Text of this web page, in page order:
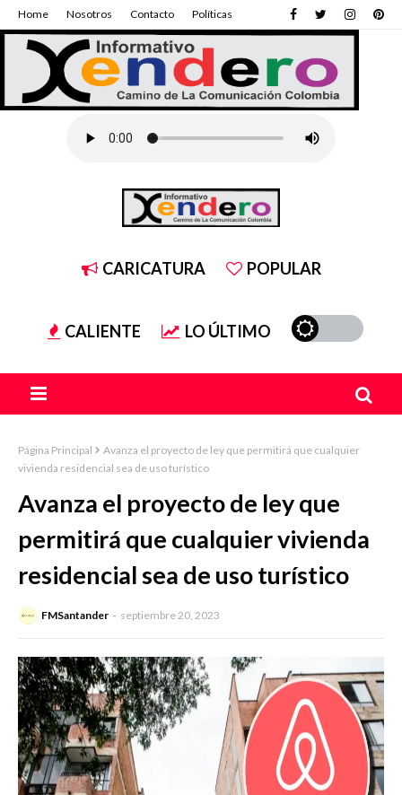
Home Nosotros Contacto Políticas
CARICATURA POPULAR
CALIENTE LO ÚLTIMO
Página Principal
Avanza el proyecto de ley que permitirá que cualquier
vivienda residencial sea de uso turístico
Avanza el proyecto de ley que
permitirá que cualquier vivienda
residencial sea de uso turístico
FMSantander septiembre 20, 2023